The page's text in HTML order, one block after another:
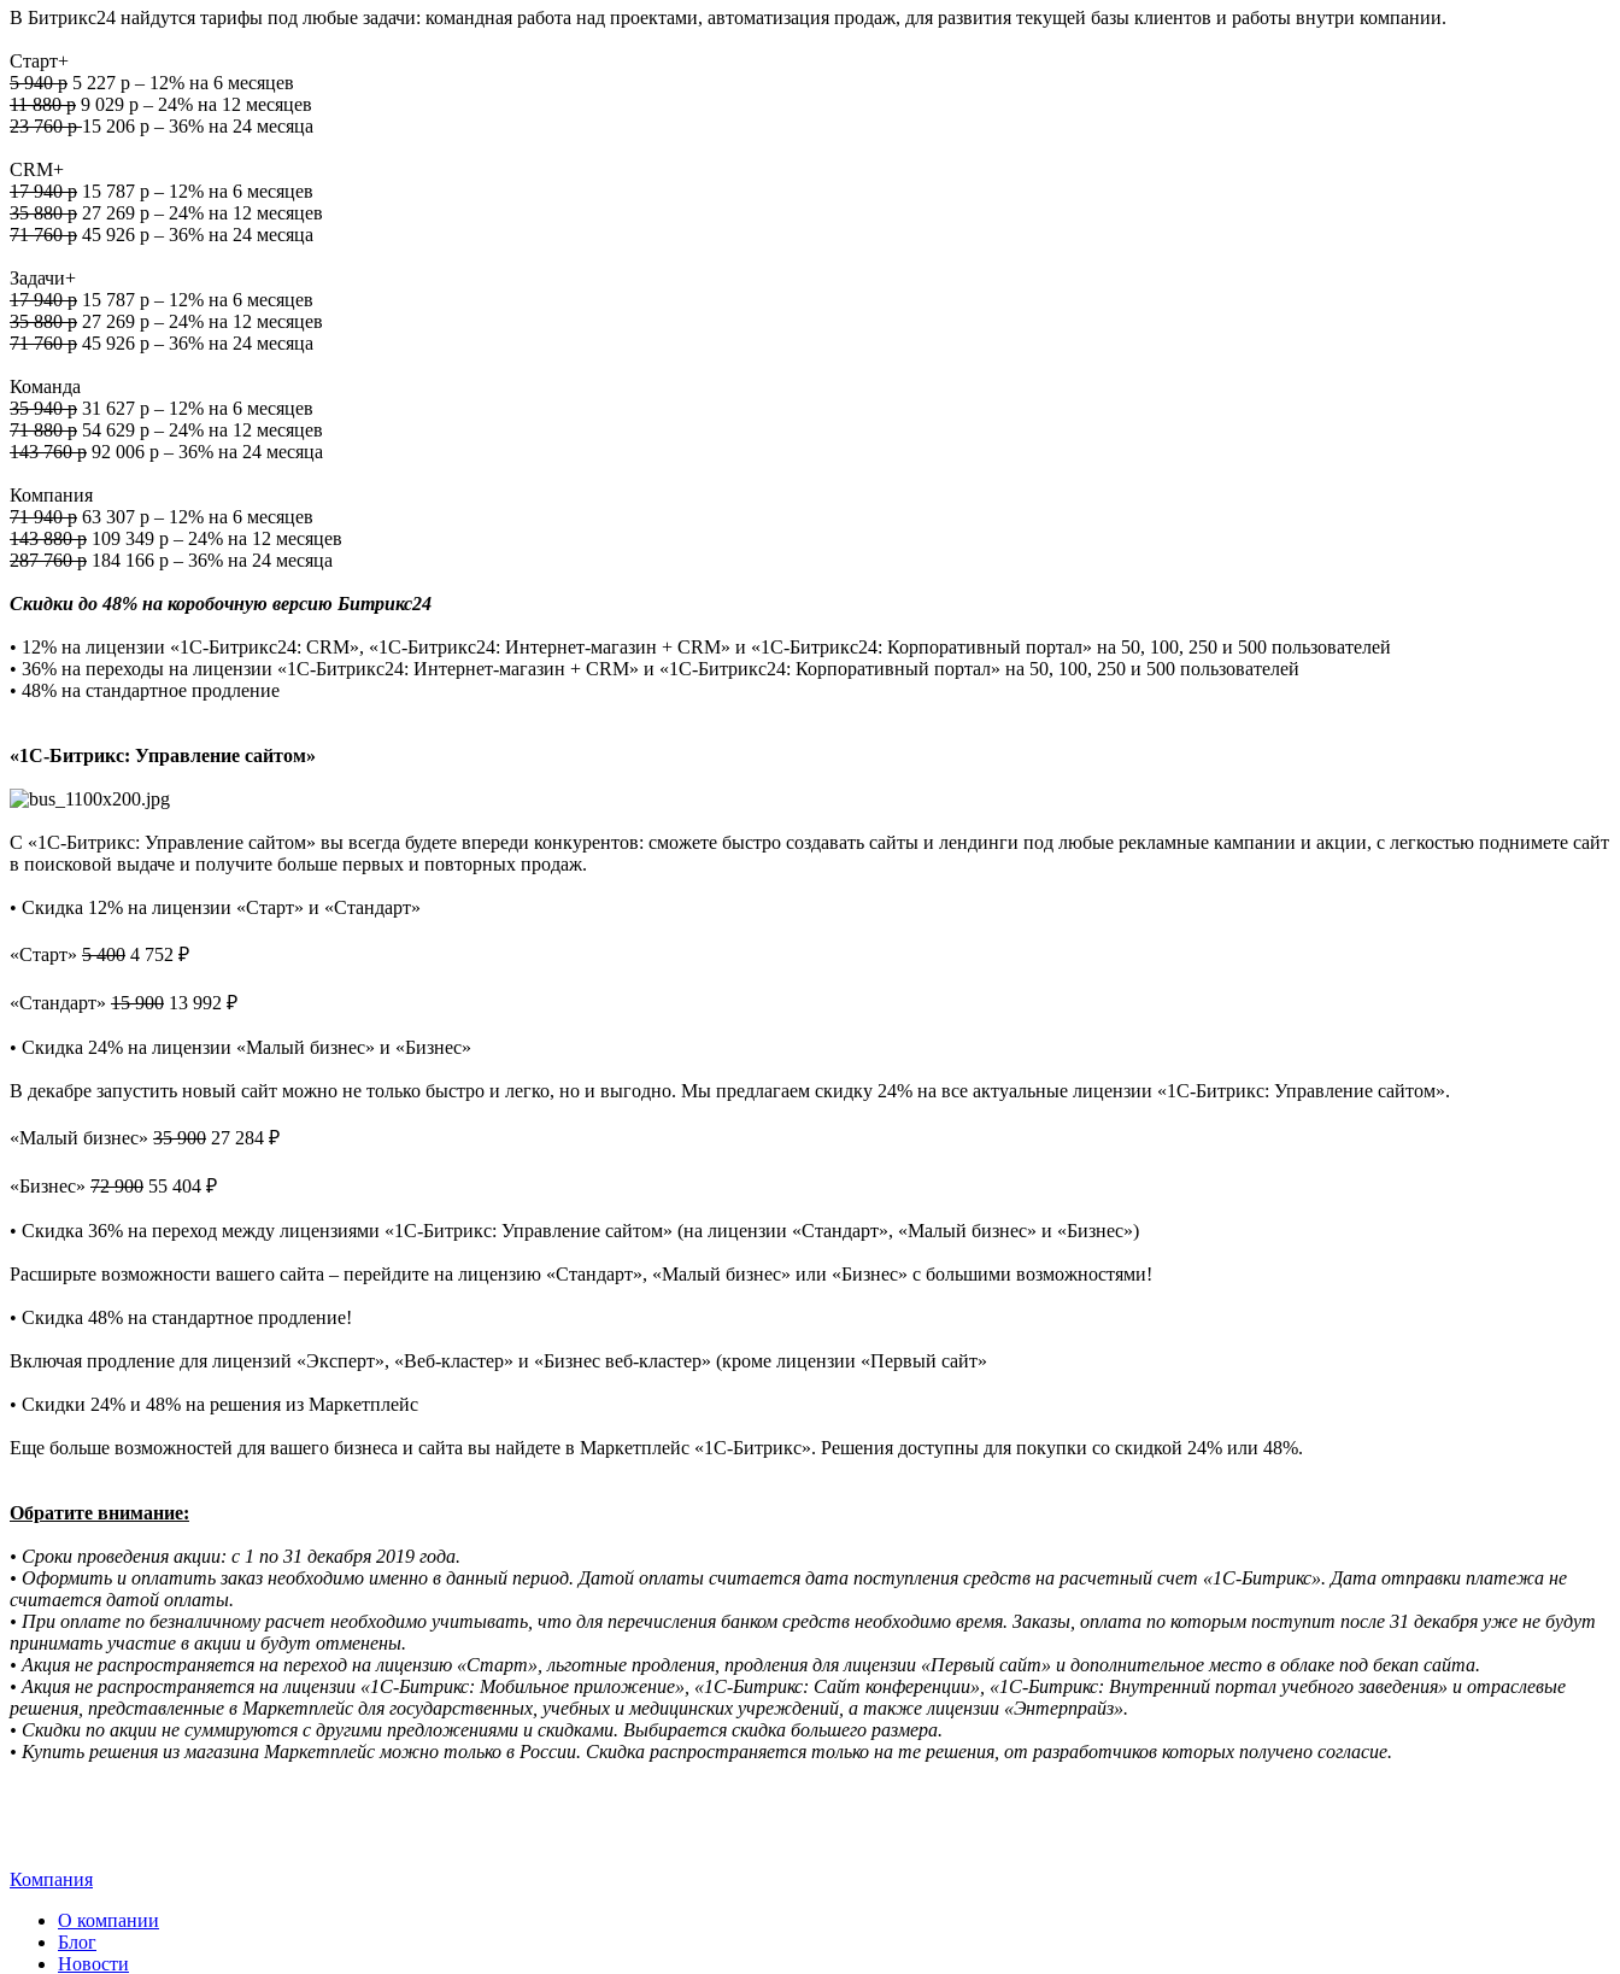
В Битрикс24 найдутся тарифы под любые задачи: командная работа над проектами, автоматизация продаж, для развития текущей базы клиентов и работы внутри компании.
Старт+
5 940 р 5 227 р – 12% на 6 месяцев
11 880 р 9 029 р – 24% на 12 месяцев
23 760 р15 206 р – 36% на 24 месяца
CRM+
17 940 р 15 787 р – 12% на 6 месяцев
35 880 р 27 269 р – 24% на 12 месяцев
71 760 р 45 926 р – 36% на 24 месяца
Задачи+
17 940 р 15 787 р – 12% на 6 месяцев
35 880 р 27 269 р – 24% на 12 месяцев
71 760 р 45 926 р – 36% на 24 месяца
Команда
35 940 р 31 627 р – 12% на 6 месяцев
71 880 р 54 629 р – 24% на 12 месяцев
143 760 р 92 006 р – 36% на 24 месяца
Компания
71 940 р 63 307 р – 12% на 6 месяцев
143 880 р 109 349 р – 24% на 12 месяцев
287 760 р 184 166 р – 36% на 24 месяца
Скидки до 48% на коробочную версию Битрикс24
• 12% на лицензии «1С-Битрикс24: СRM», «1С-Битрикс24: Интернет-магазин + СRM» и «1С-Битрикс24: Корпоративный портал» на 50, 100, 250 и 500 пользователей
• 36% на переходы на лицензии «1С-Битрикс24: Интернет-магазин + СRM» и «1С-Битрикс24: Корпоративный портал» на 50, 100, 250 и 500 пользователей
• 48% на стандартное продление
«1С-Битрикс: Управление сайтом»
С «1С-Битрикс: Управление сайтом» вы всегда будете впереди конкурентов: сможете быстро создавать сайты и лендинги под любые рекламные кампании и акции, с легкостью поднимете сайт
в поисковой выдаче и получите больше первых и повторных продаж.
• Скидка 12% на лицензии «Старт» и «Стандарт»
«Старт» 5 400 4 752 ₽
«Стандарт» 15 900 13 992 ₽
• Скидка 24% на лицензии «Малый бизнес» и «Бизнес»
В декабре запустить новый сайт можно не только быстро и легко, но и выгодно. Мы предлагаем скидку 24% на все актуальные лицензии «1С-Битрикс: Управление сайтом».
«Малый бизнес» 35 900 27 284 ₽
«Бизнес» 72 900 55 404 ₽
• Скидка 36% на переход между лицензиями «1С-Битрикс: Управление сайтом» (на лицензии «Стандарт», «Малый бизнес» и «Бизнес»)
Расширьте возможности вашего сайта – перейдите на лицензию «Стандарт», «Малый бизнес» или «Бизнес» с большими возможностями!
• Скидка 48% на стандартное продление!
Включая продление для лицензий «Эксперт», «Веб-кластер» и «Бизнес веб-кластер» (кроме лицензии «Первый сайт»
• Скидки 24% и 48% на решения из Маркетплейс
Еще больше возможностей для вашего бизнеса и сайта вы найдете в Маркетплейс «1С-Битрикс». Решения доступны для покупки со скидкой 24% или 48%.
Обратите внимание:
• Сроки проведения акции: с 1 по 31 декабря 2019 года.
• Оформить и оплатить заказ необходимо именно в данный период. Датой оплаты считается дата поступления средств на расчетный счет «1С-Битрикс». Дата отправки платежа не
считается датой оплаты.
• При оплате по безналичному расчет необходимо учитывать, что для перечисления банком средств необходимо время. Заказы, оплата по которым поступит после 31 декабря уже не будут
принимать участие в акции и будут отменены.
• Акция не распространяется на переход на лицензию «Старт», льготные продления, продления для лицензии «Первый сайт» и дополнительное место в облаке под бекап сайта.
• Акция не распространяется на лицензии «1С-Битрикс: Мобильное приложение», «1С-Битрикс: Сайт конференции», «1С-Битрикс: Внутренний портал учебного заведения» и отраслевые
решения, представленные в Маркетплейс для государственных, учебных и медицинских учреждений, а также лицензии «Энтерпрайз».
• Скидки по акции не суммируются с другими предложениями и скидками. Выбирается скидка большего размера.
• Купить решения из магазина Маркетплейс можно только в России. Скидка распространяется только на те решения, от разработчиков которых получено согласие.
Компания
О компании
Блог
Новости